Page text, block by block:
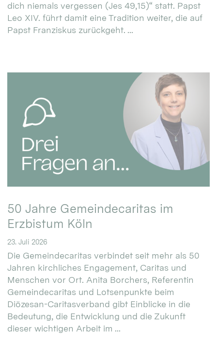
dich niemals vergessen (Jes 49,15)“ statt. Papst
Leo XIV. führt damit eine Tradition weiter, die auf
Papst Franziskus zurückgeht. ...
50 Jahre Gemeindecaritas im
Erzbistum Köln
23. Juli 2026
Die Gemeindecaritas verbindet seit mehr als 50
Jahren kirchliches Engagement, Caritas und
Menschen vor Ort. Anita Borchers, Referentin
Gemeindecaritas und Lotsenpunkte beim
Diözesan-Caritasverband gibt Einblicke in die
Bedeutung, die Entwicklung und die Zukunft
dieser wichtigen Arbeit im ...